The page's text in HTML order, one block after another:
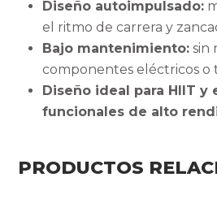
Diseño autoimpulsado:
el ritmo de carrera y
Bajo mantenimiento: sin
componentes eléctricos o
Diseño ideal para HIIT
funcionales de alto
PRODUCTOS